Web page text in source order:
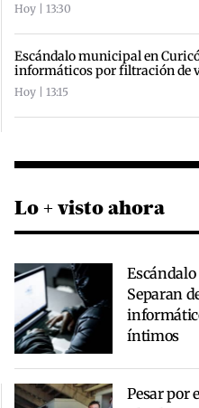
Hoy | 13:30
Escándalo municipal en
informáticos por filtración de
Hoy | 13:15
Lo + visto ahora
Separan
íntimos
Pesar por